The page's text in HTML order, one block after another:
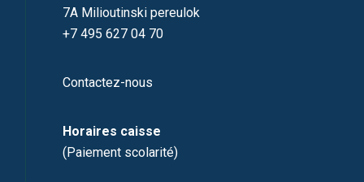
7A Milioutinski pereulok
+7 495 627 04 70
Contactez-nous
Horaires caisse
(Paiement scolarité)